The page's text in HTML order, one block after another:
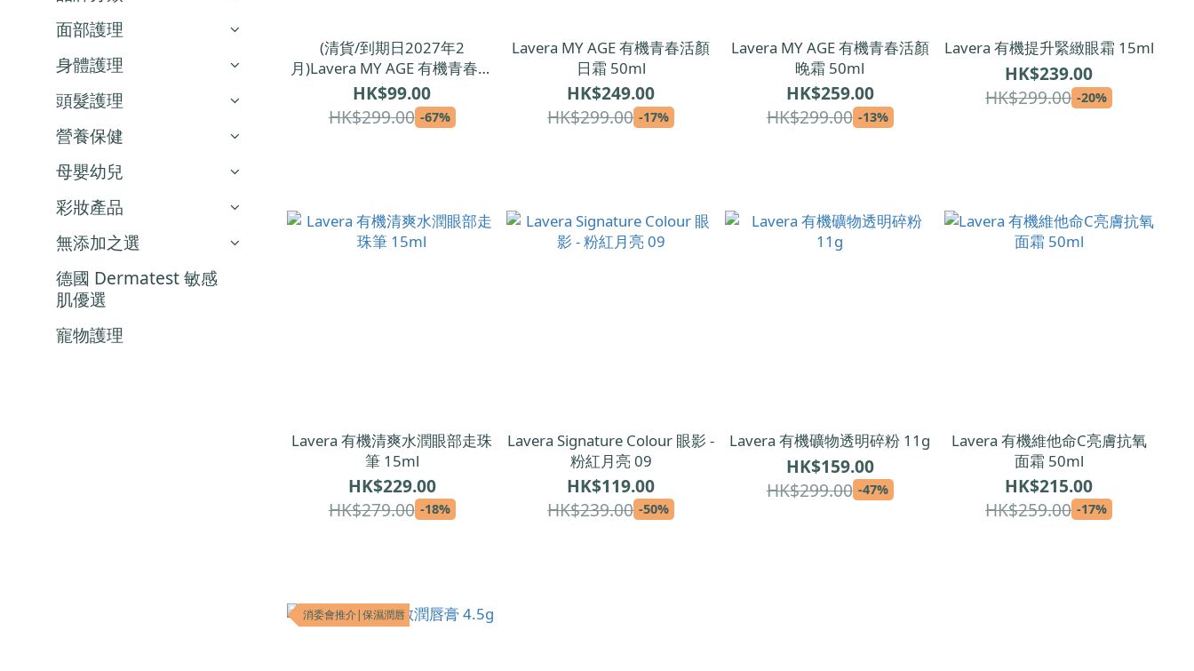
面部護理
身體護理
頭髮護理
營養保健
母嬰幼兒
彩妝產品
無添加之選
德國 Dermatest 敏感
肌優選
寵物護理
(清貨/到期日2027年2
月)Lavera MY AGE 有機青春活
顏晚霜 50ml
HK$99.00
HK$299.00 -67%
Lavera MY AGE 有機青春活顏
日霜 50ml
HK$249.00
HK$299.00 -17%
Lavera MY AGE 有機青春活顏
晚霜 50ml
HK$259.00
HK$299.00 -13%
Lavera 有機提升緊緻眼霜 15ml
HK$239.00
HK$299.00 -20%
Lavera 有機清爽水潤眼部走珠
筆 15ml
HK$229.00
HK$279.00 -18%
Lavera Signature Colour 眼影 -
粉紅月亮 09
HK$119.00
HK$239.00 -50%
Lavera 有機礦物透明碎粉 11g
HK$159.00
HK$299.00 -47%
Lavera 有機維他命C亮膚抗氧
面霜 50ml
HK$215.00
HK$259.00 -17%
消委會推介|保濕潤唇